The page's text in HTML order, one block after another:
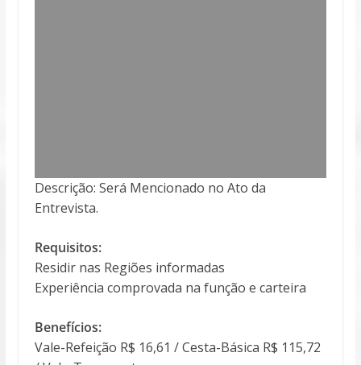
Descrição: Será Mencionado no Ato da
Entrevista.
Requisitos:
Residir nas Regiões informadas
Experiência comprovada na função e carteira
Benefícios:
Vale-Refeição R$ 16,61 / Cesta-Básica R$ 115,72